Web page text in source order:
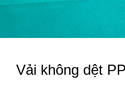
Vải không dệt PP